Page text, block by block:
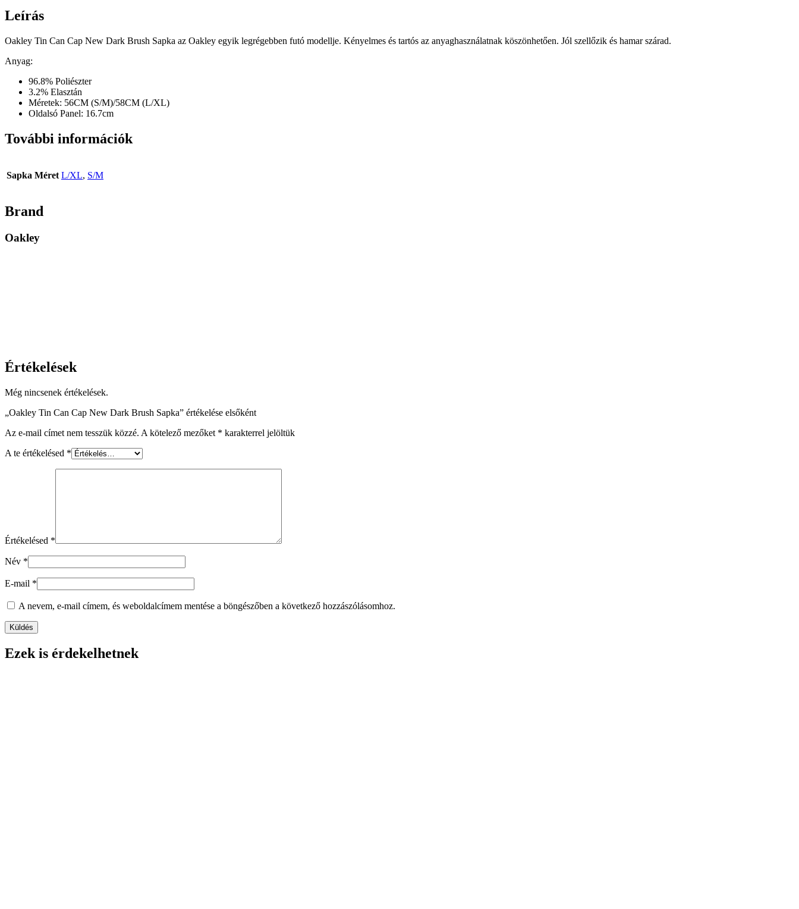
Leírás
Oakley Tin Can Cap New Dark Brush Sapka az Oakley egyik legrégebben futó modellje. Kényelmes és tartós az anyaghasználatnak köszönhetően. Jól szellőzik és hamar szárad.
Anyag:
96.8% Poliészter
3.2% Elasztán
Méretek: 56CM (S/M)/58CM (L/XL)
Oldalsó Panel: 16.7cm
További információk
Sapka Méret L/XL, S/M
Brand
Oakley
Értékelések
Még nincsenek értékelések.
„Oakley Tin Can Cap New Dark Brush Sapka” értékelése elsőként
Az e-mail címet nem tesszük közzé. A kötelező mezőket * karakterrel jelöltük
A te értékelésed *
Értékelésed *
Név *
E-mail *
A nevem, e-mail címem, és weboldalcímem mentése a böngészőben a következő hozzászólásomhoz.
Ezek is érdekelhetnek